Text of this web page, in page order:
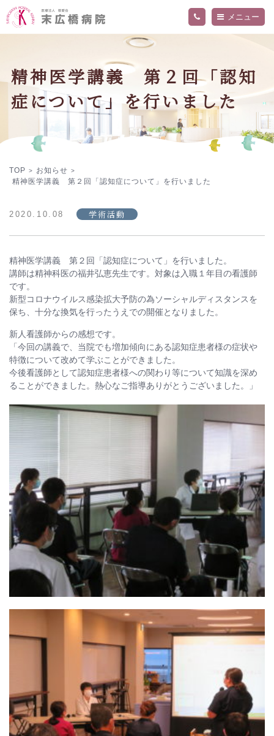
ご挨拶
病院概要
交通アクセス
フロア案内
関連施設
院内の活動・取り組み
当院の医療について詳しく知りたい方へ
外来・入院案内
精神科外来
内科外来
入院のご案内
診療科・部門
デイケアセンター「ねむの木」
お知らせ
採用情報
メニュー
精神医学講義 第２回「認知
症について」を行いました
TOP > お知らせ >
精神医学講義 第２回「認知症について」を行いました
2020.10.08 学術活動
精神医学講義 第２回「認知症について」を行いました。
講師は精神科医の福井弘恵先生です。対象は入職１年目の看護師
です。
新型コロナウイルス感染拡大予防の為ソーシャルディスタンスを
保ち、十分な換気を行ったうえでの開催となりました。
新人看護師からの感想です。
「今回の講義で、当院でも増加傾向にある認知症患者様の症状や
特徴について改めて学ぶことができました。
今後看護師として認知症患者様への関わり等について知識を深め
ることができました。熱心なご指導ありがとうございました。」